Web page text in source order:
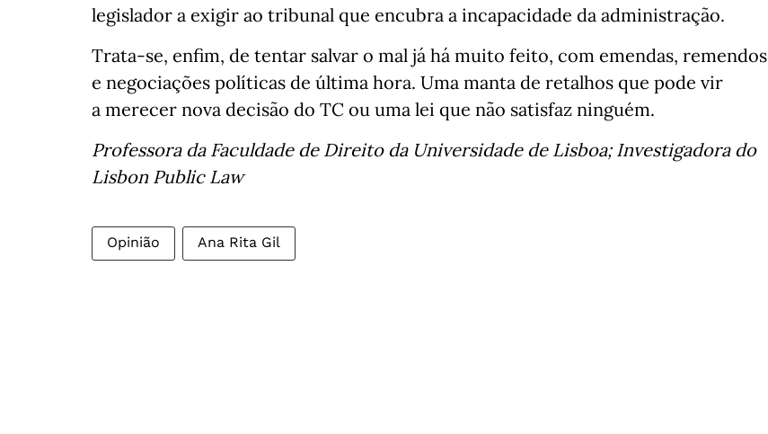
legislador a exigir ao tribunal que encubra a incapacidade da administração.
Trata-se, enfim, de tentar salvar o mal já há muito feito, com emendas, remendos
e negociações políticas de última hora. Uma manta de retalhos que pode vir
a merecer nova decisão do TC ou uma lei que não satisfaz ninguém.
Professora da Faculdade de Direito da Universidade de Lisboa; Investigadora do
Lisbon Public Law
Opinião Ana Rita Gil